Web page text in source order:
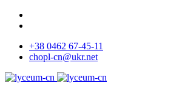
+38 0462 67-45-11
chopl-cn@ukr.net